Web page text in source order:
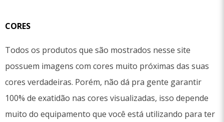
CORES
Todos os produtos que são mostrados nesse site
possuem imagens com cores muito próximas das suas
cores verdadeiras. Porém, não dá pra gente garantir
100% de exatidão nas cores visualizadas, isso depende
muito do equipamento que você está utilizando para ter